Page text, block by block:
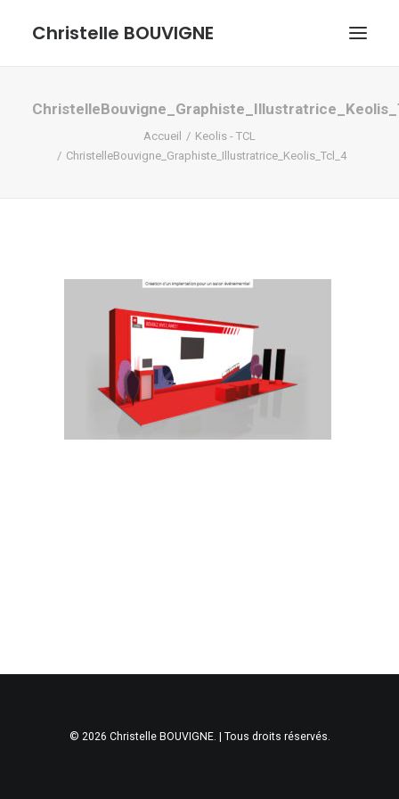
Christelle BOUVIGNE
GRAPHISME ET ILLUSTRATIONS
Accueil
Keolis - TCL
ChristelleBouvigne_Graphiste_Illustratrice_Keolis_Tcl_4
© 2026 Christelle BOUVIGNE. | Tous droits réservés.